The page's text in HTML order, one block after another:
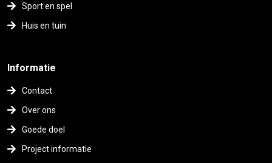
Sport en spel
Huis en tuin
Informatie
Contact
Over ons
Goede doel
Project informatie